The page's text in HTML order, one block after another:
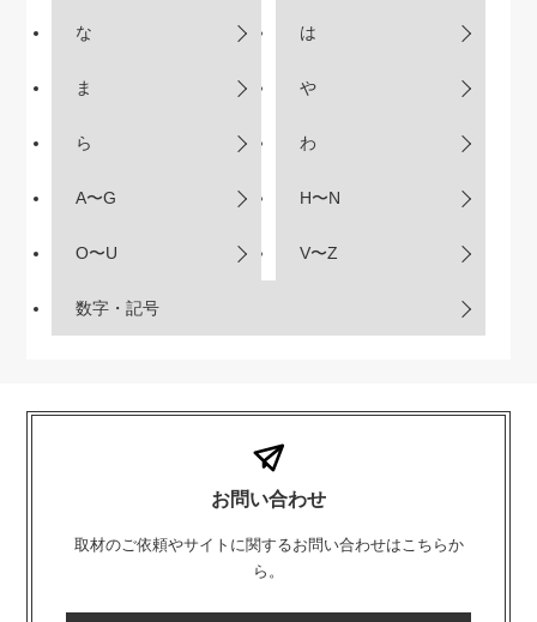
な は
ま や
ら わ
A〜G H〜N
O〜U V〜Z
数字・記号
お問い合わせ
取材のご依頼やサイトに関するお問い合わせはこちらか
ら。